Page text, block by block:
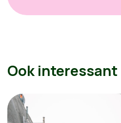
Ook interessant